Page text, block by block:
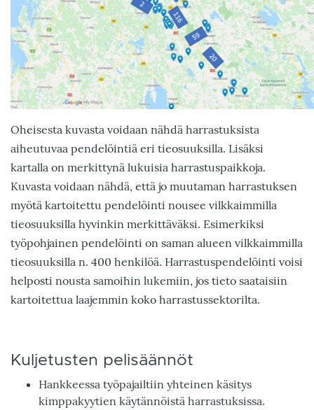
Oheisesta kuvasta voidaan nähdä harrastuksista
aiheutuvaa pendelöintiä eri tieosuuksilla. Lisäksi
kartalla on merkittynä lukuisia harrastuspaikkoja.
Kuvasta voidaan nähdä, että jo muutaman harrastuksen
myötä kartoitettu pendelöinti nousee vilkkaimmilla
tieosuuksilla hyvinkin merkittäväksi. Esimerkiksi
työpohjainen pendelöinti on saman alueen vilkkaimmilla
tieosuuksilla n. 400 henkilöä. Harrastuspendelöinti voisi
helposti nousta samoihin lukemiin, jos tieto saataisiin
kartoitettua laajemmin koko harrastussektorilta.
Kuljetusten pelisäännöt
Hankkeessa työpajailtiin yhteinen käsitys
kimppakyytien käytännöistä harrastuksissa.